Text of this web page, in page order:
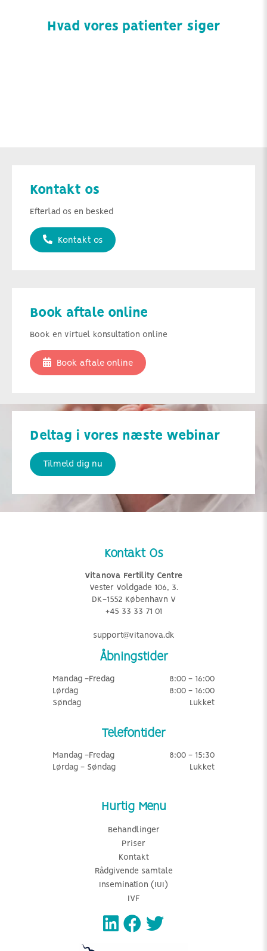
Hvad vores patienter siger
Kontakt os
Efterlad os en besked
Kontakt os
Book aftale online
Book en virtuel konsultation online
Book aftale online
Deltag i vores næste webinar
Tilmeld dig nu
Kontakt Os
Vitanova Fertility Centre
Vester Voldgade 106, 3.
DK-1552 København V
+45 33 33 71 01
support@vitanova.dk
Åbningstider
Mandag -Fredag
8:00 - 16:00
Lørdag
8:00 - 16:00
Søndag
Lukket
Telefontider
Mandag -Fredag
8:00 - 15:30
Lørdag - Søndag
Lukket
Hurtig Menu
Behandlinger
Priser
Kontakt
Rådgivende samtale
Insemination (IUI)
IVF